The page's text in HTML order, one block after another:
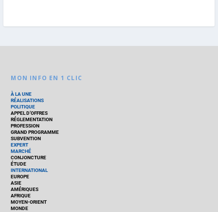
MON INFO EN 1 CLIC
À LA UNE
RÉALISATIONS
POLITIQUE
APPEL D’OFFRES
RÉGLEMENTATION
PROFESSION
GRAND PROGRAMME
SUBVENTION
EXPERT
MARCHÉ
CONJONCTURE
ÉTUDE
INTERNATIONAL
EUROPE
ASIE
AMÉRIQUES
AFRIQUE
MOYEN-ORIENT
MONDE